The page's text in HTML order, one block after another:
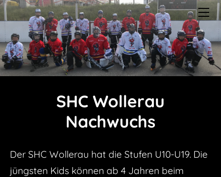
SHC Wollerau
Nachwuchs
Der SHC Wollerau hat die Stufen U10-U19. Die
jüngsten Kids können ab 4 Jahren beim
HOME
VEREINSINFO
1.MANNSCHAFT
SENIOREN
NACHWUCHS
Euro U13
Euro U16
Nachwuchs
Junioren - U19
Mini - U13
Kids - U10